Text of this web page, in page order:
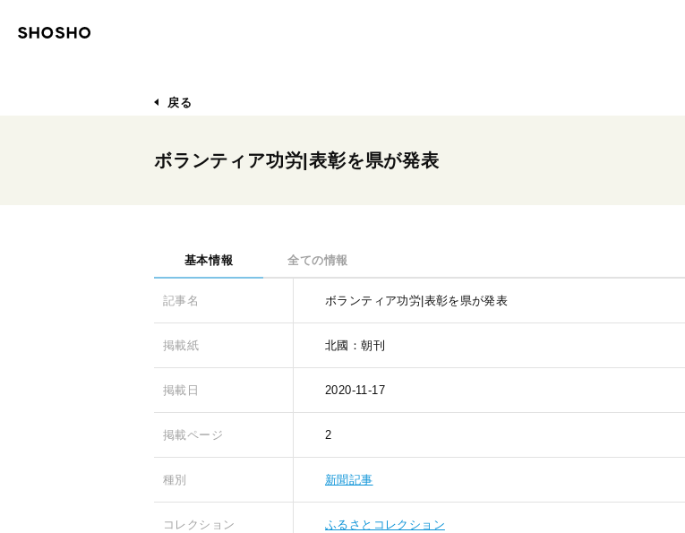
戻る
ボランティア功労|表彰を県が発表
基本情報 全ての情報
記事名 ボランティア功労|表彰を県が発表
掲載紙 北國：朝刊
掲載日 2020-11-17
掲載ページ 2
種別 新聞記事
コレクション ふるさとコレクション